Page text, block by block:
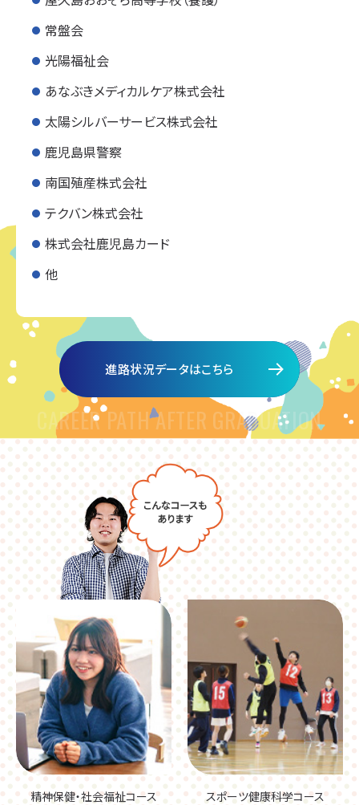
常盤会
光陽福祉会
あなぶきメディカルケア株式会社
太陽シルバーサービス株式会社
鹿児島県警察
南国殖産株式会社
テクバン株式会社
株式会社鹿児島カード
他
進路状況データはこちら
CAREER PATH AFTER GRADUATION
精神保健・社会福祉コース スポーツ健康科学コース